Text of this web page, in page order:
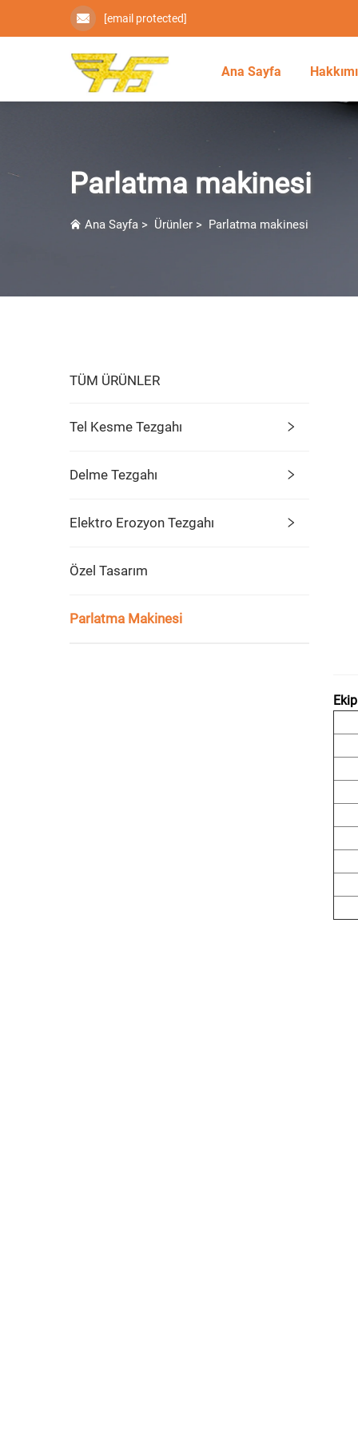
[email protected]
Ana Sayfa
Parlatma makinesi
Ana Sayfa > Ürünler > Parlatma makinesi
TÜM ÜRÜNLER
Tel Kesme Tezgahı
Delme Tezgahı
Elektro Erozyon Tezgahı
Özel Tasarım
Parlatma Makinesi